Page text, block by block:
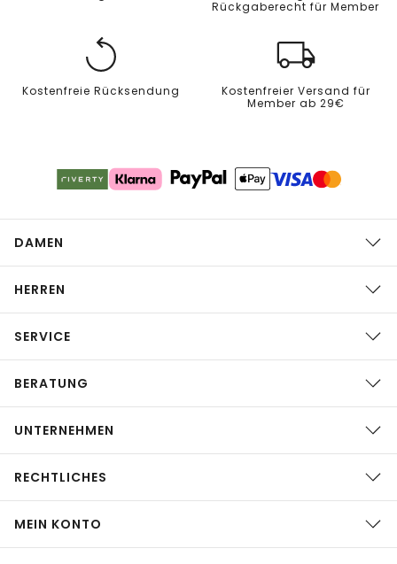
Rückgaberecht für Member
Kostenfreie Rücksendung
Kostenfreier Versand für
Member ab 29€
DAMEN
HERREN
SERVICE
BERATUNG
UNTERNEHMEN
RECHTLICHES
MEIN KONTO